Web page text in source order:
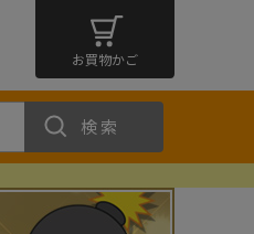
お買物かご
検索